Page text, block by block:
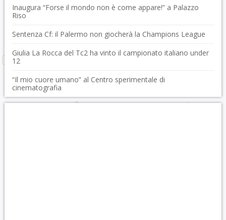
Inaugura “Forse il mondo non è come appare!” a Palazzo
Riso
Sentenza Cf: il Palermo non giocherà la Champions League
Giulia La Rocca del Tc2 ha vinto il campionato italiano under
12
“Il mio cuore umano” al Centro sperimentale di
cinematografia